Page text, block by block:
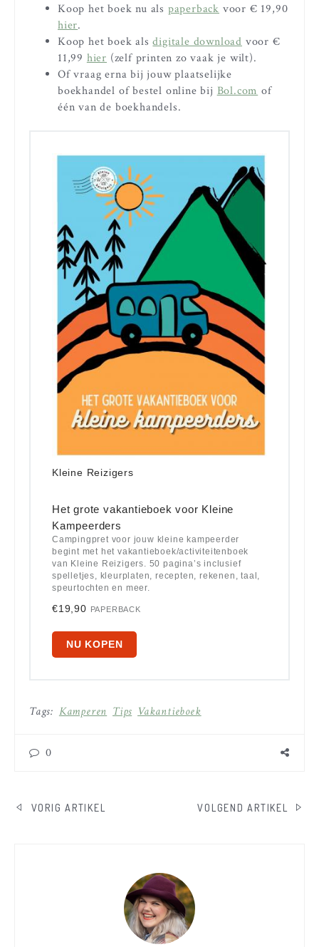
Koop het boek nu als paperback voor € 19,90
hier.
Koop het boek alsdigitale download voor €
11,99 hier (zelf printen zo vaak je wilt).
Of vraag erna bij jouw plaatselijke
boekhandel of bestel online bij Bol.com of
één van de boekhandels.
Kleine Reizigers
Het grote vakantieboek voor Kleine
Kampeerders
Campingpret voor jouw kleine kampeerder
begint met het vakantieboek/activiteitenboek
van Kleine Reizigers. 50 pagina’s inclusief
spelletjes, kleurplaten, recepten, rekenen, taal,
speurtochten en meer.
€19,90 PAPERBACK
NU KOPEN
Tags: Kamperen Tips Vakantieboek
0
BERICHT
VORIG ARTIKEL VOLGEND ARTIKEL